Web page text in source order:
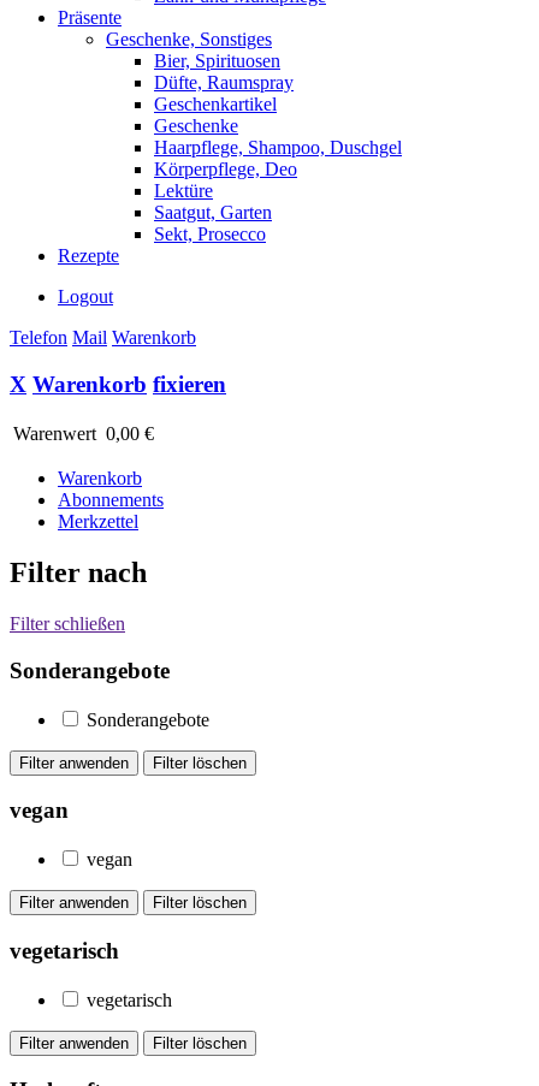
Präsente
Geschenke, Sonstiges
Bier, Spirituosen
Düfte, Raumspray
Geschenkartikel
Geschenke
Haarpflege, Shampoo, Duschgel
Körperpflege, Deo
Lektüre
Saatgut, Garten
Sekt, Prosecco
Rezepte
Logout
Telefon Mail Warenkorb
X Warenkorb fixieren
Warenwert 0,00 €
Warenkorb
Abonnements
Merkzettel
Filter nach
Filter schließen
Sonderangebote
Sonderangebote
vegan
vegan
vegetarisch
vegetarisch